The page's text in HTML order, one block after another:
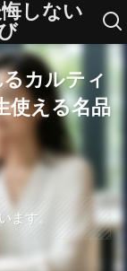
しない
カルティ
使える名品
ます。